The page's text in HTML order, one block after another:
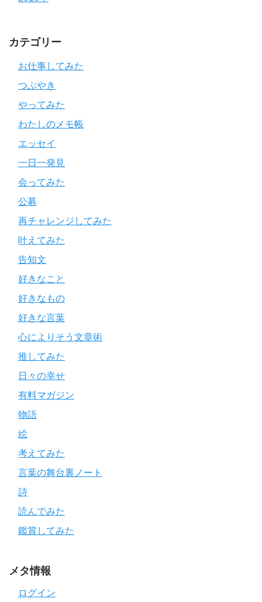
カテゴリー
お仕事してみた
つぶやき
やってみた
わたしのメモ帳
エッセイ
一日一発見
会ってみた
公募
再チャレンジしてみた
叶えてみた
告知文
好きなこと
好きなもの
好きな言葉
心によりそう文章術
推してみた
日々の幸せ
有料マガジン
物語
絵
考えてみた
言葉の舞台裏ノート
詩
読んでみた
鑑賞してみた
メタ情報
ログイン